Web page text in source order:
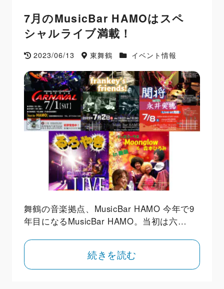
7月のMusicBar HAMOはスペ
シャルライブ満載！
2023/06/13 東舞鶴 イベント情報
舞鶴の音楽拠点、MusicBar HAMO 今年で9
年目になるMusicBar HAMO。当初は六…
続きを読む